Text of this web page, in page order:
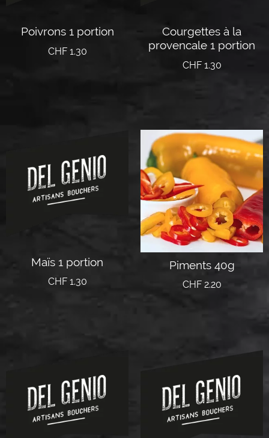
Poivrons 1 portion
CHF1.30
Courgettes à la
provencale 1 portion
CHF1.30
Maïs 1 portion
CHF1.30
Piments 40g
CHF2.20